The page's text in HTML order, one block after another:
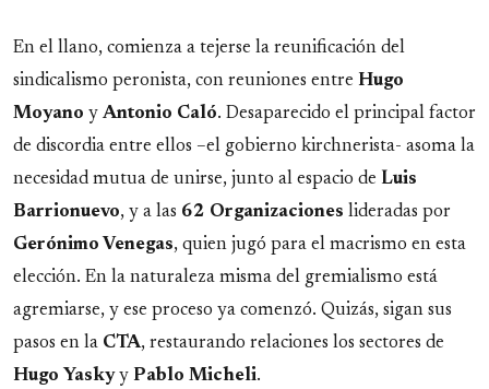
En el llano, comienza a tejerse la reunificación del
sindicalismo peronista, con reuniones entre Hugo
Moyano y Antonio Caló. Desaparecido el principal factor
de discordia entre ellos –el gobierno kirchnerista- asoma la
necesidad mutua de unirse, junto al espacio de Luis
Barrionuevo, y a las 62 Organizaciones lideradas por
Gerónimo Venegas, quien jugó para el macrismo en esta
elección. En la naturaleza misma del gremialismo está
agremiarse, y ese proceso ya comenzó. Quizás, sigan sus
pasos en la CTA, restaurando relaciones los sectores de
Hugo Yaskyy Pablo Micheli.